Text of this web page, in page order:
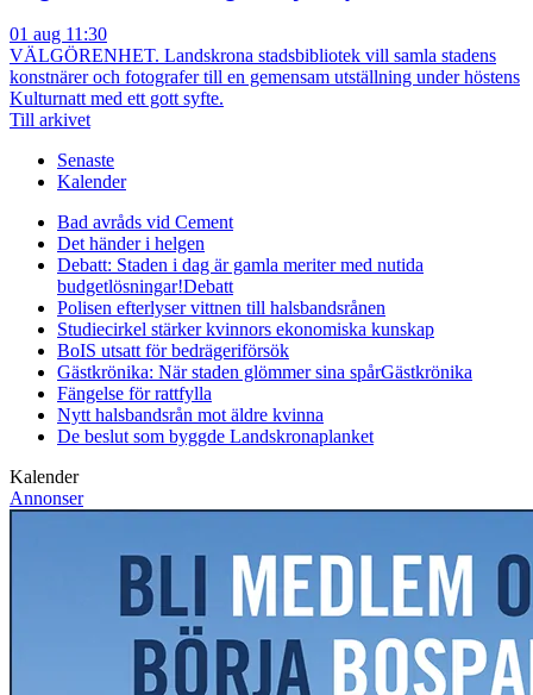
01 aug 11:30
VÄLGÖRENHET. Landskrona stadsbibliotek vill samla stadens
konstnärer och fotografer till en gemensam utställning under höstens
Kulturnatt med ett gott syfte.
Till arkivet
Senaste
Kalender
Bad avråds vid Cement
Det händer i helgen
Debatt: Staden i dag är gamla meriter med nutida
budgetlösningar!Debatt
Polisen efterlyser vittnen till halsbandsrånen
Studiecirkel stärker kvinnors ekonomiska kunskap
BoIS utsatt för bedrägeriförsök
Gästkrönika: När staden glömmer sina spårGästkrönika
Fängelse för rattfylla
Nytt halsbandsrån mot äldre kvinna
De beslut som byggde Landskronaplanket
Kalender
Annonser